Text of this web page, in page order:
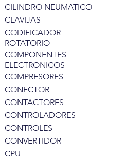
CILINDRO NEUMATICO
CLAVIJAS
CODIFICADOR
ROTATORIO
COMPONENTES
ELECTRONICOS
COMPRESORES
CONECTOR
CONTACTORES
CONTROLADORES
CONTROLES
CONVERTIDOR
CPU